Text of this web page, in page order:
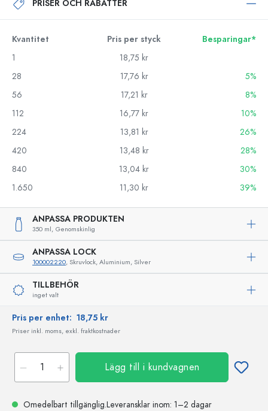
PRISER OCH RABATTER
Kvantitet Pris per styck
Besparingar*
1
18,75 kr
28
17,76 kr
5%
56
17,21 kr
8%
112
16,77 kr
10%
224
13,81 kr
26%
420
13,48 kr
28%
840
13,04 kr
30%
1.650
11,30 kr 39%
ANPASSA PRODUKTEN
350 ml, Genomskinlig
ANPASSA LOCK
100002220, Skruvlock, Aluminium, Silver
TILLBEHÖR
inget valt
Pris per enhet: 18,75 kr
Priser inkl. moms, exkl. fraktkostnader
Lägg till i kundvagnen
Omedelbart tillgänglig.Leveransklar inom: 1–2 dagar